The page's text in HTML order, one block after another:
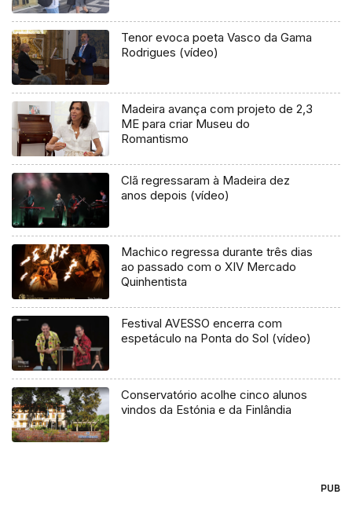
Tenor evoca poeta Vasco da Gama
Rodrigues (vídeo)
Madeira avança com projeto de 2,3
ME para criar Museu do
Romantismo
Clã regressaram à Madeira dez
anos depois (vídeo)
Machico regressa durante três dias
ao passado com o XIV Mercado
Quinhentista
Festival AVESSO encerra com
espetáculo na Ponta do Sol (vídeo)
Conservatório acolhe cinco alunos
vindos da Estónia e da Finlândia
PUB